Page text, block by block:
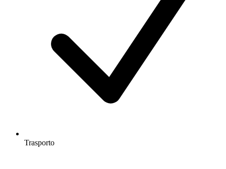
Trasporto